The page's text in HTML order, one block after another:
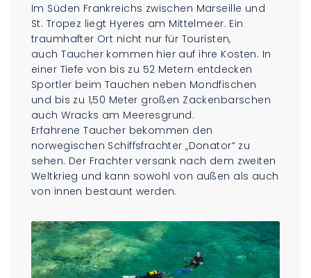
Im Süden Frankreichs zwischen Marseille und
St. Tropez liegt Hyeres am Mittelmeer. Ein
traumhafter Ort nicht nur für Touristen,
auch Taucher kommen hier auf ihre Kosten. In
einer Tiefe von bis zu 52 Metern entdecken
Sportler beim Tauchen neben Mondfischen
und bis zu 1,50 Meter großen Zackenbarschen
auch Wracks am Meeresgrund.
Erfahrene Taucher bekommen den
norwegischen Schiffsfrachter „Donator“ zu
sehen. Der Frachter versank nach dem zweiten
Weltkrieg und kann sowohl von außen als auch
von innen bestaunt werden.